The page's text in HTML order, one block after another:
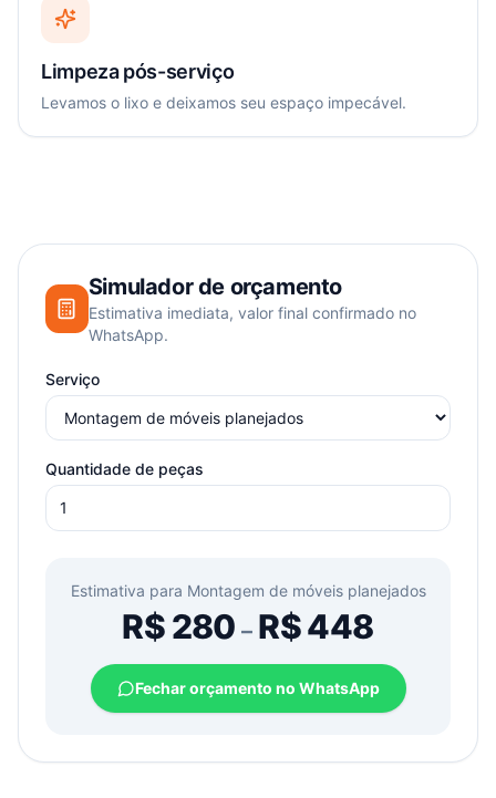
Limpeza pós-serviço
Levamos o lixo e deixamos seu espaço impecável.
Simulador de orçamento
Estimativa imediata, valor final confirmado no
WhatsApp.
Serviço
Quantidade de peças
Estimativa para Montagem de móveis planejados
R$280 –R$448
Fechar orçamento no WhatsApp